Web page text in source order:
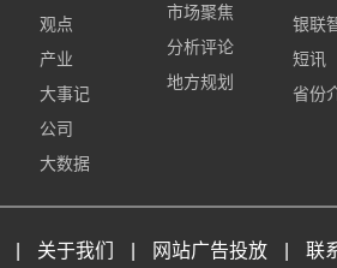
观点
产业
大事记
公司
大数据
市场聚焦
分析评论
地方规划
银联
短讯
省份
关于我们 网站广告投放 联